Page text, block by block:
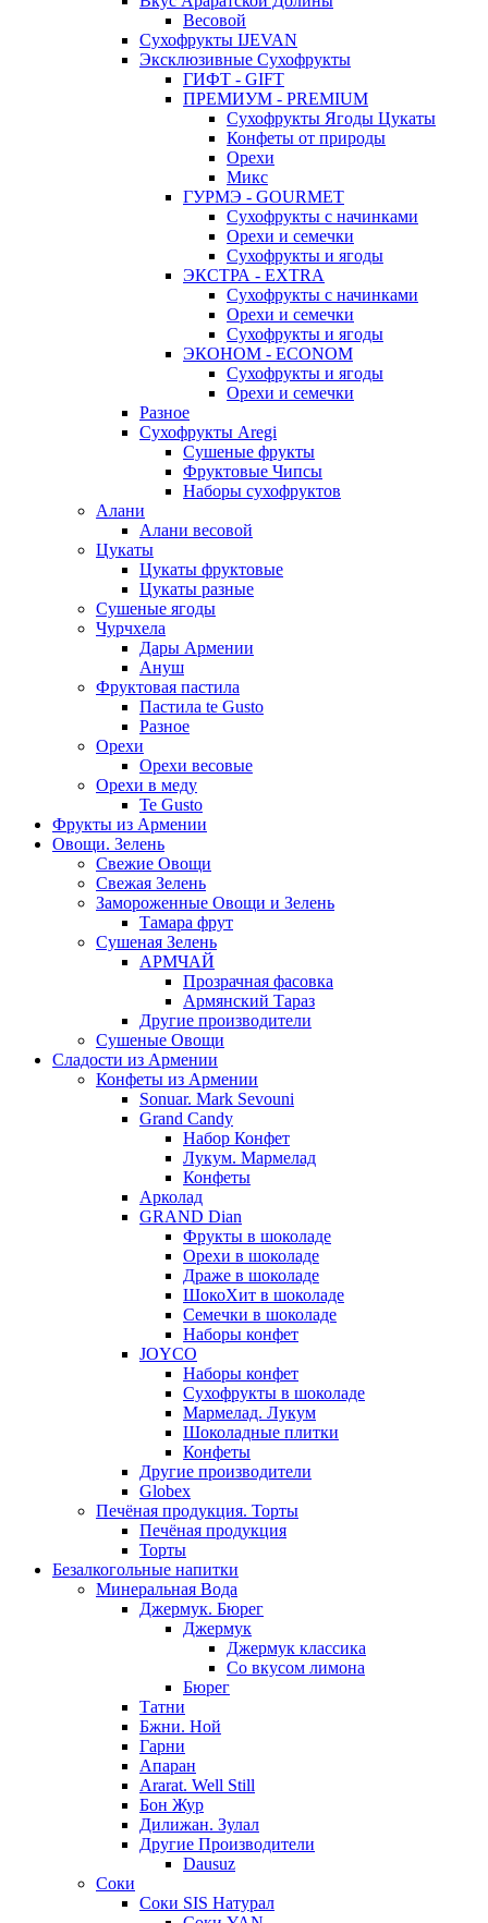
Весовой
Сухофрукты IJEVAN
Эксклюзивные Сухофрукты
ГИФТ - GIFT
ПРЕМИУМ - PREMIUM
Сухофрукты Ягоды Цукаты
Конфеты от природы
Орехи
Микс
ГУРМЭ - GOURMET
Сухофрукты с начинками
Орехи и семечки
Сухофрукты и ягоды
ЭКСТРА - EXTRA
Сухофрукты с начинками
Орехи и семечки
Сухофрукты и ягоды
ЭКОНОМ - ECONOM
Сухофрукты и ягоды
Орехи и семечки
Разное
Сухофрукты Aregi
Сушеные фрукты
Фруктовые Чипсы
Наборы сухофруктов
Алани
Алани весовой
Цукаты
Цукаты фруктовые
Цукаты разные
Сушеные ягоды
Чурчхела
Дары Армении
Ануш
Фруктовая пастила
Пастила te Gusto
Разное
Орехи
Орехи весовые
Орехи в меду
Te Gusto
Фрукты из Армении
Овощи. Зелень
Свежие Овощи
Свежая Зелень
Замороженные Овощи и Зелень
Тамара фрут
Сушеная Зелень
АРМЧАЙ
Прозрачная фасовка
Армянский Тараз
Другие производители
Сушеные Овощи
Сладости из Армении
Конфеты из Армении
Sonuar. Mark Sevouni
Grand Candy
Набор Конфет
Лукум. Мармелад
Конфеты
Арколад
GRAND Dian
Фрукты в шоколаде
Орехи в шоколаде
Драже в шоколаде
ШокоХит в шоколаде
Семечки в шоколаде
Наборы конфет
JOYCO
Наборы конфет
Сухофрукты в шоколаде
Мармелад. Лукум
Шоколадные плитки
Конфеты
Другие производители
Globex
Печёная продукция. Торты
Печёная продукция
Торты
Безалкогольные напитки
Минеральная Вода
Джермук. Бюрег
Джермук
Джермук классика
Со вкусом лимона
Бюрег
Татни
Бжни. Ной
Гарни
Апаран
Ararat. Well Still
Бон Жур
Дилижан. Зулал
Другие Производители
Dausuz
Соки
Соки SIS Натурал